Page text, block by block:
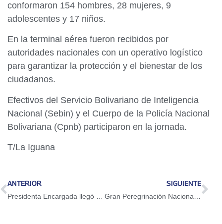
conformaron 154 hombres, 28 mujeres, 9
adolescentes y 17 niños.
En la terminal aérea fueron recibidos por
autoridades nacionales con un operativo logístico
para garantizar la protección y el bienestar de los
ciudadanos.
Efectivos del Servicio Bolivariano de Inteligencia
Nacional (Sebin) y el Cuerpo de la Policía Nacional
Bolivariana (Cpnb) participaron en la jornada.
T/La Iguana
ANTERIOR SIGUIENTE